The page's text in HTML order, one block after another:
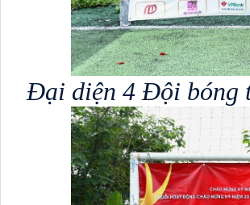
Đại diện 4 Đội bóng